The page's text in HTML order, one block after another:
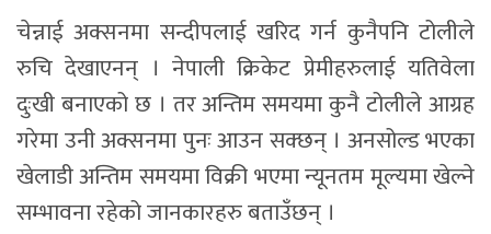
चेन्नाई अक्सनमा सन्दीपलाई खरिद गर्न कुनैपनि टोलीले
रुचि देखाएनन् । नेपाली क्रिकेट प्रेमीहरुलाई यतिवेला
दुःखी बनाएको छ । तर अन्तिम समयमा कुनै टोलीले आग्रह
गरेमा उनी अक्सनमा पुनः आउन सक्छन् । अनसोल्ड भएका
खेलाडी अन्तिम समयमा विक्री भएमा न्यूनतम मूल्यमा खेल्ने
सम्भावना रहेको जानकारहरु बताउँछन् ।